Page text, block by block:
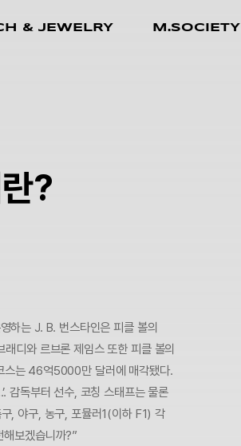
& JEWELRY M.SOCIETY
?
하는 J. B. 번스타인은 피클 볼의
디와 르브론 제임스 또한 피클 볼의
스는 46억5000만 달러에 매각됐다.
감독부터 선수, 코칭 스태프는 물론
, 야구, 농구, 포뮬러1(이하 F1) 각
보겠습니까?”